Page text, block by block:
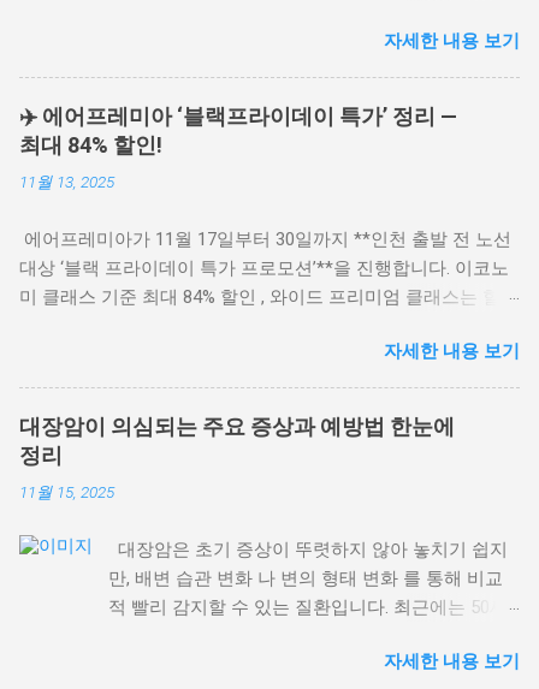
명하게 먹는 실전 팁 을 한눈에 정리합니다. 업데이트: 2025-11-
11 목차 의사들이 ‘빵’을 최악으로 꼽는 이유 떡·면을 현명하게:
혈당지수(GI) 활용하기 면 요리 실전 팁: 단백질·채소로 혈당 완
화 빵을 꼭 먹고 싶다면: 섬유질과 함께 한눈에 보는 비교표 자
주 묻는 질문(FAQ) 의사들이 ‘빵’을 최악으로 꼽는 이유 여러 전
문가들은 다이어트와 대사 건강 관점에서 빵 을 가장 피해야 할
혈당 영향 입니다. 재료 : 많은 빵에는 밀가루뿐 아니라 버터·마
가린·쇼트닝 등 포화·트랜스지방 이 들어가 혈관 건강에 부담을
줍니다. 조리 과정 : 고온으로 굽는 과정에서 최종당화산물
수 있습니다. 혈당 영향 : 흰빵은 혈당지수(GI) 가 높아 혈당 급상
승(스파이크)을 유발하고, 인슐린 과다 분비→체지방 축적 으로
이어질 수 있습니다. 떡·면을 현명하게 먹는 법: 혈당지수(GI) 활
용 모든 탄수화물을 끊을 필요는 없습니다. 대신 GI가 낮은 대안
자세한 내용 보기
✈️ 에어프레미아 ‘블랙프라이데이 특가’ 정리 —
최대 84% 할인!
11월 13, 2025
에어프레미아가 11월 17일부터 30일까지 **인천 출발 전 노선
대상 ‘블랙 프라이데이 특가 프로모션’**을 진행합니다. 이코노
미 클래스 기준 최대 84% 할인 , 와이드 프리미엄 클래스는 할인
말·연초 여행을 계획하는 여행자에게 특히 유용하며, 성수기·연
휴 포함 전 기간 예약 가능 하다는 점이 가장 큰 장점입니다. 🛫
① 이코노미 클래스 – 최대 84% 할인 왕복 총액 기준 최저가 (유
류할증료 + 공항세 포함) 노선 최저가 LA 606,000원 뉴욕
620,000원 샌프란시스코 556,000원 호놀룰루 519,000원 방콕
242,400원 다낭 223,100원 나리타 230,400원 홍콩 265,400원 💺
BLKFRI20 입력 시 적용 (왕복 총액 기준 최저가) 노선 할인 적용
후 최저가 LA 1,336,000원 뉴욕 1,480,000원 샌프란시스코
1,256,000원 호놀룰루 1,004,000원 방콕 446,400원 다낭 391,100
2026년 9월 30일까지 아시아 노선: 2026년 3월 28일까지 연휴·
자세한 내용 보기
대장암이 의심되는 주요 증상과 예방법 한눈에
정리
11월 15, 2025
대장암은 초기 증상이 뚜렷하지 않아 놓치기 쉽지
만, 배변 습관 변화 나 변의 형태 변화 를 통해 비교
적 빨리 감지할 수 있는 질환입니다. 최근에는 50세
더욱 주의가 필요합니다. 아래에서 대장암을 의심해
자세한 내용 보기